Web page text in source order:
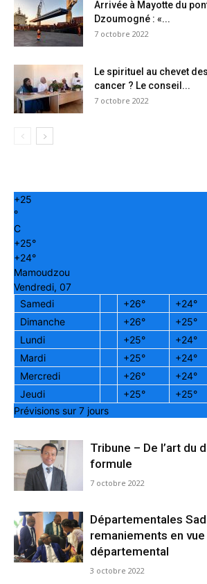
Arrivée à Mayotte du
Dzoumogné : «...
7 octobre 2022
Le spirituel au chevet
cancer ? Le conseil...
7 octobre 2022
+25
°
C
+25°
+24°
Mamoudzou
Vendredi, 07
Samedi
+26° +24°
Dimanche
+26° +25°
Lundi
+25° +24°
Mardi
+25° +24°
Mercredi
+26° +24°
Jeudi
+25° +25°
Prévisions sur 7 jours
Tribune – De l’art du
formule
7 octobre 2022
Départementales
remaniements en
départemental
3 octobre 2022